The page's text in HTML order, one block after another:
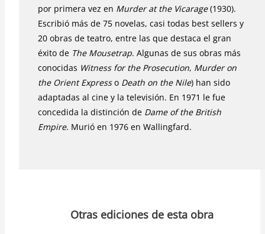
por primera vez en Murder at the Vicarage(1930).
Escribió más de 75 novelas, casi todas best sellers y
20 obras de teatro, entre las que destaca el gran
éxito de The Mousetrap. Algunas de sus obras más
conocidas Witness for the Prosecution, Murder on
the Orient Expresso Death on the Nile) han sido
adaptadas al cine y la televisión. En 1971 le fue
concedida la distinción de Dame of the British
Empire. Murió en 1976 en Wallingfard.
Otras ediciones de esta obra